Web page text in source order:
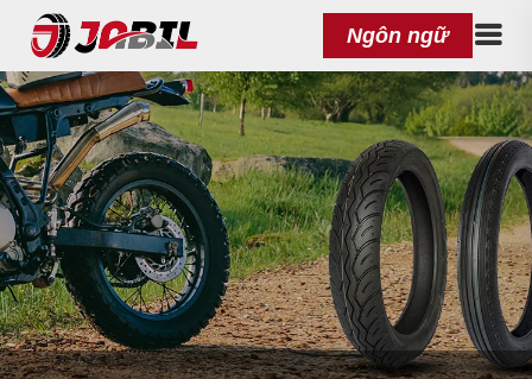
Ngôn ngữ